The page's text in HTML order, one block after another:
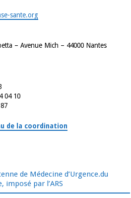
sante.org
– Avenue Mich – 44000 Nantes
04 10
de la coordination
de Médecine d’Urgence.du
imposé par l’ARS